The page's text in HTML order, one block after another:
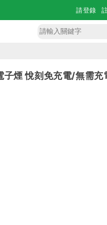
請登錄
煙 悅刻免充電/無需充